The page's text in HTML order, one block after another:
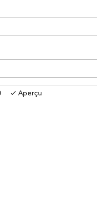
Aperçu